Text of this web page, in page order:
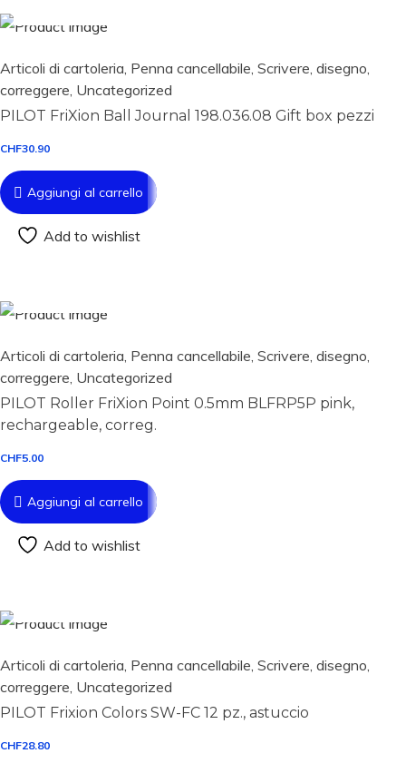
Articoli di cartoleria Penna cancellabile Scrivere, disegno,
correggere Uncategorized
PILOT FriXion Ball Journal 198.036.08 Gift box pezzi
CHF30.90
Aggiungi al carrello
Add to wishlist
Articoli di cartoleria Penna cancellabile Scrivere, disegno,
correggere Uncategorized
PILOT Roller FriXion Point 0.5mm BLFRP5P pink,
rechargeable, correg.
CHF5.00
Aggiungi al carrello
Add to wishlist
Articoli di cartoleria Penna cancellabile Scrivere, disegno,
correggere Uncategorized
PILOT Frixion Colors SW-FC 12 pz., astuccio
CHF28.80